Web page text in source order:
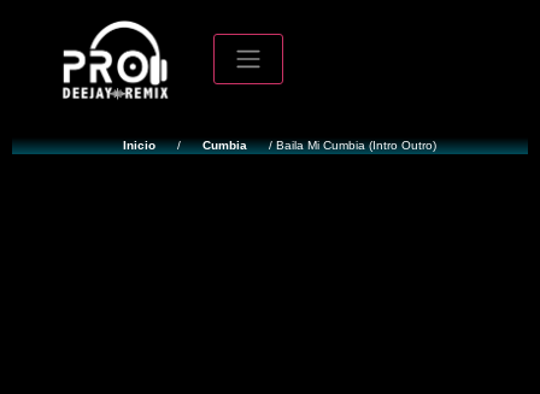
Inicio / Cumbia / Baila Mi Cumbia (Intro Outro)